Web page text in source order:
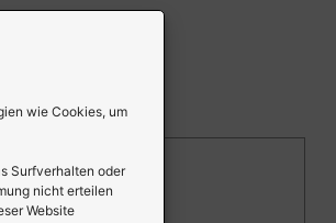
wie Cookies, um
Surfverhalten oder
nicht erteilen
Website